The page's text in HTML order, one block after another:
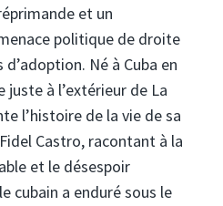
et un
politique de droite
Né à Cuba en
juste à l’extérieur de La
l’histoire de la vie de sa
Castro, racontant à la
et le désespoir
cubain a enduré sous le